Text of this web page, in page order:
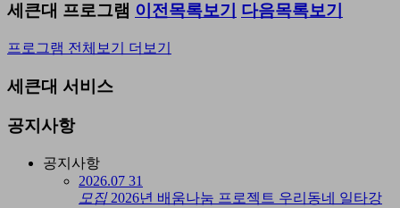
세큰대 프로그램 이전목록보기 다음목록보기
프로그램 전체보기 더보기
세큰대 서비스
공지사항
공지사항
2026.07 31
모집2026년 배움나눔 프로젝트 우리동네 일타강